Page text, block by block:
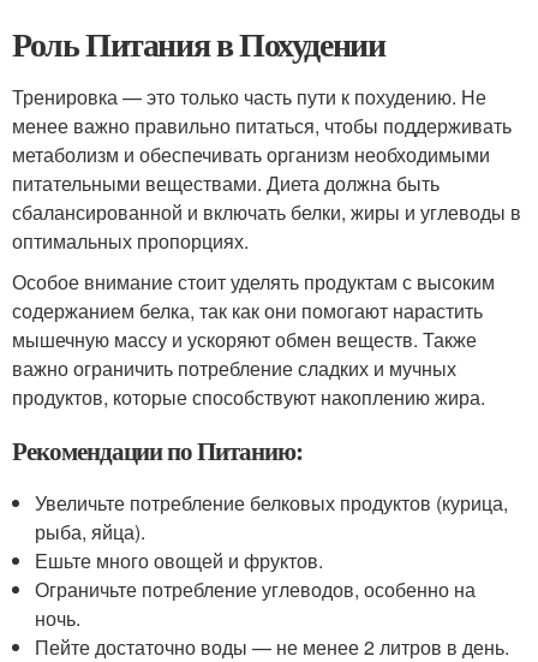
Роль Питания в Похудении
Тренировка — это только часть пути к похудению. Не
менее важно правильно питаться, чтобы поддерживать
метаболизм и обеспечивать организм необходимыми
питательными веществами. Диета должна быть
сбалансированной и включать белки, жиры и углеводы в
оптимальных пропорциях.
Особое внимание стоит уделять продуктам с высоким
содержанием белка, так как они помогают нарастить
мышечную массу и ускоряют обмен веществ. Также
важно ограничить потребление сладких и мучных
продуктов, которые способствуют накоплению жира.
Рекомендации по Питанию:
Увеличьте потребление белковых продуктов (курица,
рыба, яйца).
Ешьте много овощей и фруктов.
Ограничьте потребление углеводов, особенно на
ночь.
Пейте достаточно воды — не менее 2 литров в день.